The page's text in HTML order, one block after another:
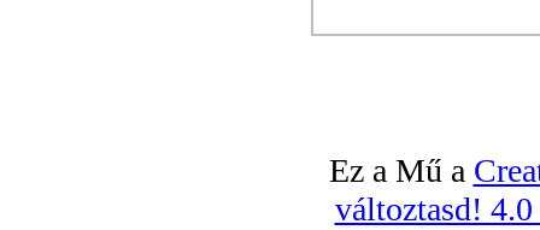
Ez a Mű a
változtasd!